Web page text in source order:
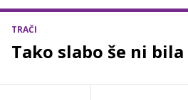
TRAČI
Tako slabo še ni